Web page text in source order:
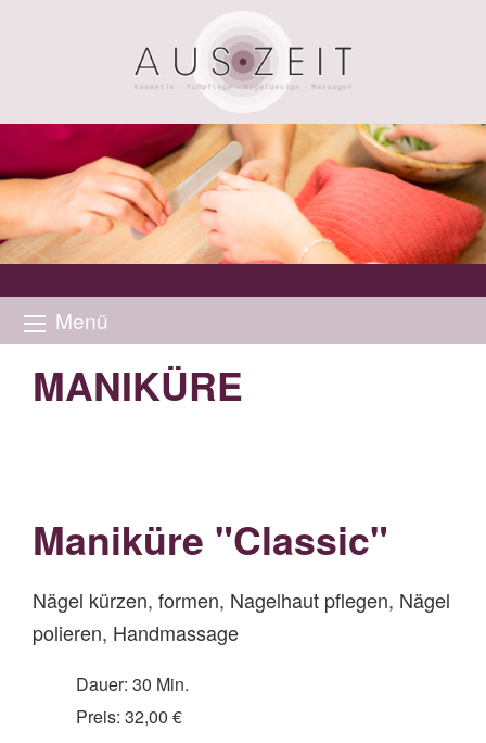
Menü
MANIKÜRE
Maniküre "Classic"
Nägel kürzen, formen, Nagelhaut pflegen, Nägel
polieren, Handmassage
Dauer: 30 Min.
Preis: 32,00 €